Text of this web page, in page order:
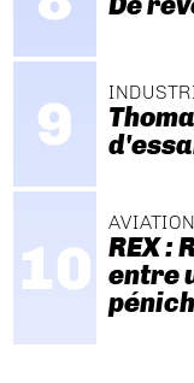
REX :
entre